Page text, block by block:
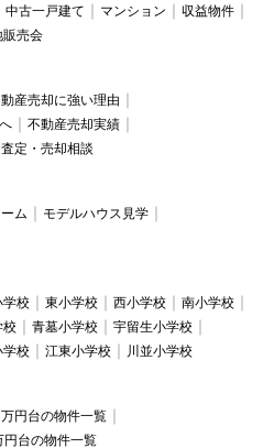
中古一戸建て マンション
収益物件
販売会
産売却に強い理由
不動産売却実績
定・売却相談
ム
モデルハウス見学
学校 東小学校 西小学校
南小学校
校 青墓小学校
宇留生小学校
学校 江東小学校 川並小学校
円台の物件一覧
台の物件一覧